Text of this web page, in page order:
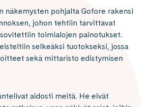
näkemysten pohjalta Gofore rakensi
johon tehtiin tarvittavat
toimialojen painotukset.
selkeäksi tuotokseksi, jossa
sekä mittaristo edistymisen
aidosti meitä. He eivät